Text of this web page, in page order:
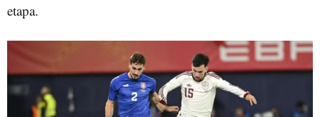
etapa.